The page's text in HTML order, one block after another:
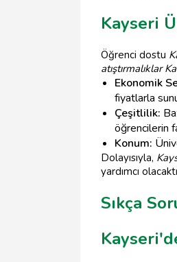
Kayseri
Öğrenci dostu
atıştırmalıklar
Ekonomik
fiyatlarla
Çeşitlilik:
öğrencilerin
Konum:
Dolayısıyla,
yardımcı
Sıkça